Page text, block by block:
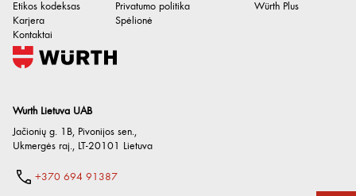
Wurth Lietuva UAB
Jačionių g. 1B, Pivonijos sen.,
Ukmergės raj., LT-20101 Lietuva
+370 694 91387
Etikos kodeksas
Karjera
Kontaktai
Privatumo politika
Spėlionė
Würth Plus